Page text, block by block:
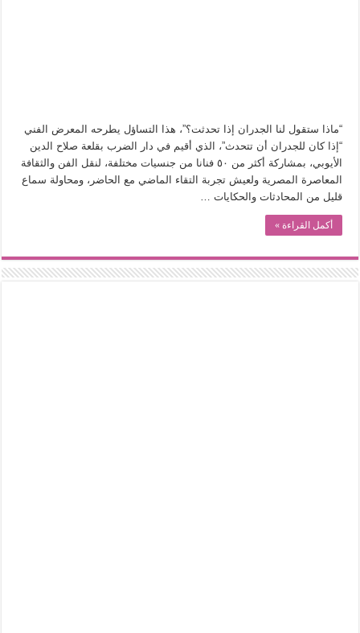
عوالم منصورة عز الدين.. حين يصبح الزمن بطل الرواية
الطعام في الحضارة الإسلامية.. تاريخ يُقرأ بالنكهات
يوم شاهدت زينات صدقي على المسرح وسرحت!
“ماذا ستقول لنا الجدران إذا تحدثت؟”، هذا التساؤل يطرحه المعرض الفني
“إذا كان للجدران أن تتحدث”، الذي أقيم في دار الضرب بقلعة صلاح الدين
الأيوبي، بمشاركة أكثر من ٥٠ فنانا من جنسيات مختلفة، لنقل الفن والثقافة
المعاصرة المصرية ولعيش تجربة التقاء الماضي مع الحاضر، ومحاولة سماع
قليل من المحادثات والحكايات …
أكمل القراءة »